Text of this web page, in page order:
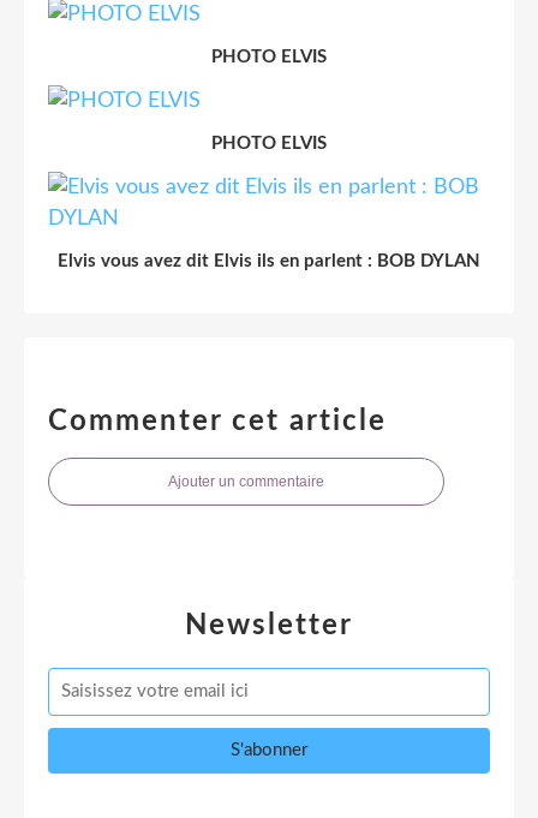
PHOTO ELVIS
PHOTO ELVIS
Elvis vous avez dit Elvis ils en parlent : BOB DYLAN
Commenter cet article
Ajouter un commentaire
Newsletter